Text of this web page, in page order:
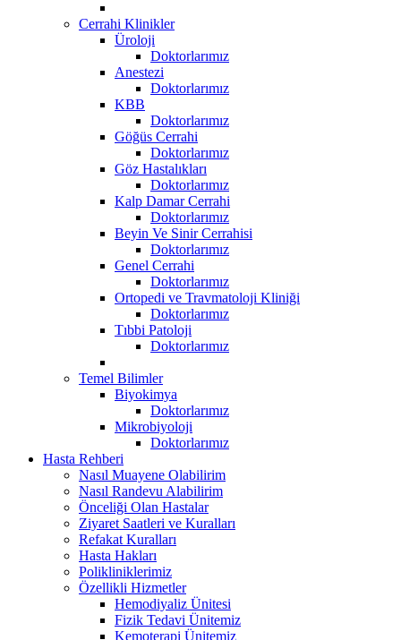
Cerrahi Klinikler
Üroloji
Doktorlarımız
Anestezi
Doktorlarımız
KBB
Doktorlarımız
Göğüs Cerrahi
Doktorlarımız
Göz Hastalıkları
Doktorlarımız
Kalp Damar Cerrahi
Doktorlarımız
Beyin Ve Sinir Cerrahisi
Doktorlarımız
Genel Cerrahi
Doktorlarımız
Ortopedi ve Travmatoloji Kliniği
Doktorlarımız
Tıbbi Patoloji
Doktorlarımız
Temel Bilimler
Biyokimya
Doktorlarımız
Mikrobiyoloji
Doktorlarımız
Hasta Rehberi
Nasıl Muayene Olabilirim
Nasıl Randevu Alabilirim
Önceliği Olan Hastalar
Ziyaret Saatleri ve Kuralları
Refakat Kuralları
Hasta Hakları
Polikliniklerimiz
Özellikli Hizmetler
Hemodiyaliz Ünitesi
Fizik Tedavi Ünitemiz
Kemoterapi Ünitemiz